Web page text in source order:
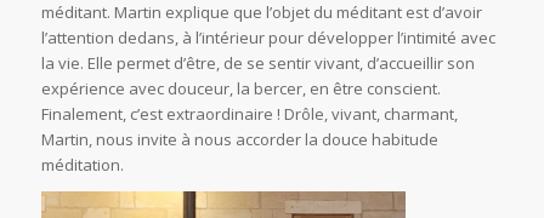
méditant. Martin explique que l’objet du méditant est d’avoir
l’attention dedans, à l’intérieur pour développer l’intimité avec
la vie. Elle permet d’être, de se sentir vivant, d’accueillir son
expérience avec douceur, la bercer, en être conscient.
Finalement, c’est extraordinaire ! Drôle, vivant, charmant,
Martin, nous invite à nous accorder la douce habitude
méditation.